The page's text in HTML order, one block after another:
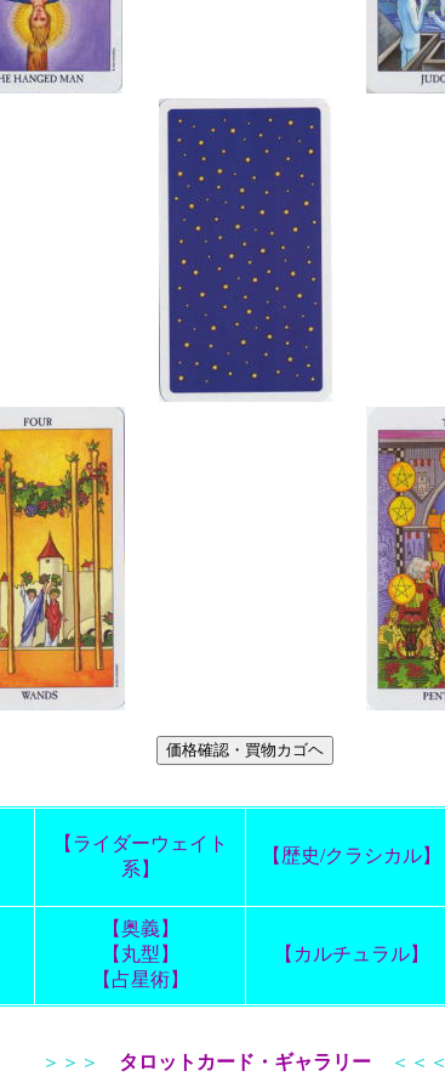
【ライダーウェイト
系】
【歴史/クラシカル】
【奥義】
【丸型】
【占星術】
【カルチュラル】
＞＞＞ タロットカード・ギャラリー ＜＜＜